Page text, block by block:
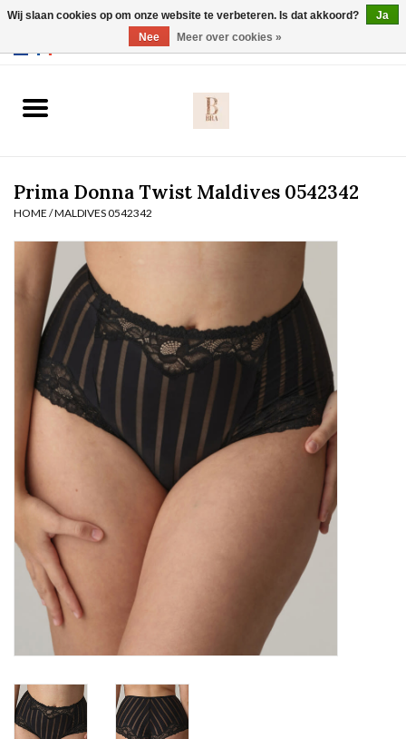
Slip
Body
Nachtmode
Solden
Homewear
Badmode
Lingerie-accessoires
Cadeaubonnen
Prima Donna Twist Maldives 0542342
HOME /MALDIVES 0542342
Wij slaan cookies op om onze website te verbeteren. Is dat akkoord?
Ja
Nee
Meer over cookies »
Webshop werkt met EU maten. .